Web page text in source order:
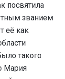
посвятила
званием
её как
такого
Мария